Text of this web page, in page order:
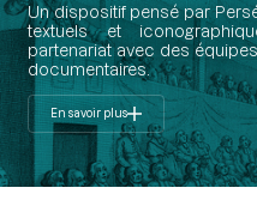
Un dispositif pensé par
textuels et
partenariat avec des
documentaires.
En savoir plus